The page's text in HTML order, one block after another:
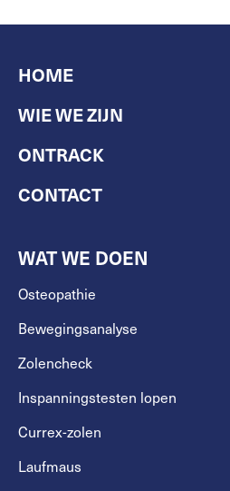
HOME
WIE WE ZIJN
ONTRACK
CONTACT
WAT WE DOEN
Osteopathie
Bewegingsanalyse
Zolencheck
Inspanningstesten lopen
Currex-zolen
Laufmaus